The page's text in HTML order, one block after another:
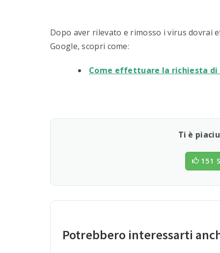
Dopo aver rilevato e rimosso i virus dovrai
Google, scopri come:
Come effettuare la richiesta di
Ti è
151
Potrebbero interessarti